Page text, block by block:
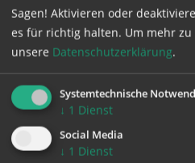
06.07.2026 20:43
Caritas-Österreich-Vizepräsident
Kathpress-Gespräch über ein...
FOTO
Sagen! Aktivieren oder
es für richtig halten. Um mehr
unsere Datenschutzerklärung.
Systemtechnische
↓ 1 Dienst
Social Media
↓ 1 Dienst